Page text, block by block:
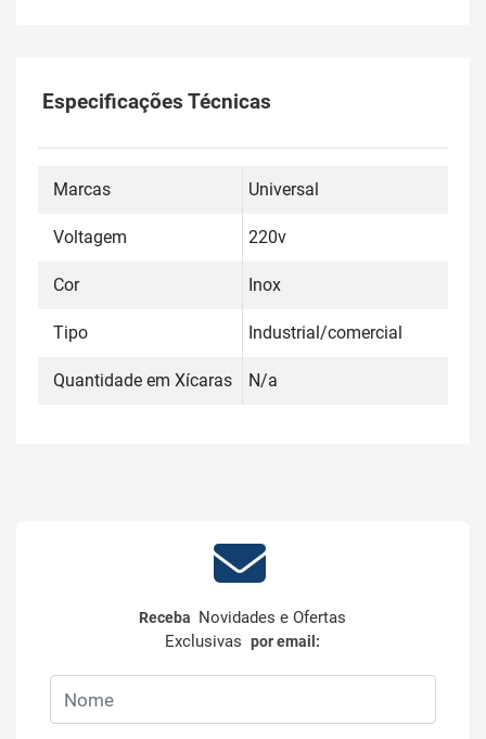
Especificações Técnicas
Marcas Universal
Voltagem 220v
Cor Inox
Tipo Industrial/comercial
Quantidade em Xícaras N/a
Receba Novidades e Ofertas
Exclusivaspor email: